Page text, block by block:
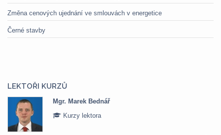
Změna cenových ujednání ve smlouvách v energetice
Černé stavby
LEKTOŘI KURZŮ
Mgr. Marek Bednář
Kurzy lektora